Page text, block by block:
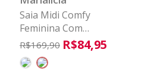
Saia Midi Comfy
Feminina Com
Bolsos Marialícia
Marrom
R$169,90 R$84,95